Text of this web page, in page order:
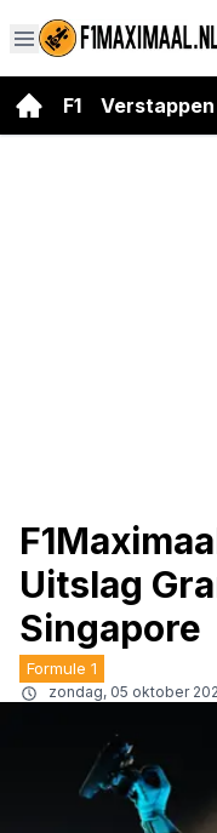
F1 Verstappen
Uitslag
Singapore
Formule 1
zondag, 05 oktober